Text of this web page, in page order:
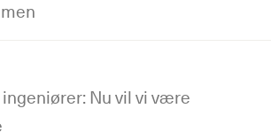
Nu vil vi være